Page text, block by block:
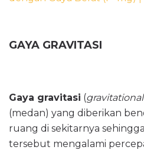
GAYA GRAVITASI
Gaya gravitasi (
(medan) yang diberikan
ruang di sekitarnya
tersebut mengalami